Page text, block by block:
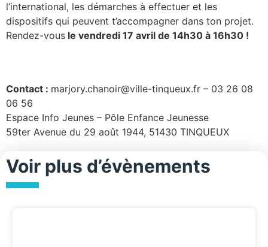
l’international, les démarches à effectuer et les
dispositifs qui peuvent t’accompagner dans ton projet.
Rendez-vous le vendredi 17 avril de 14h30 à 16h30 !
Contact : marjory.chanoir@ville-tinqueux.fr – 03 26 08
06 56
Espace Info Jeunes – Pôle Enfance Jeunesse
59ter Avenue du 29 août 1944, 51430 TINQUEUX
Voir plus d’évènements